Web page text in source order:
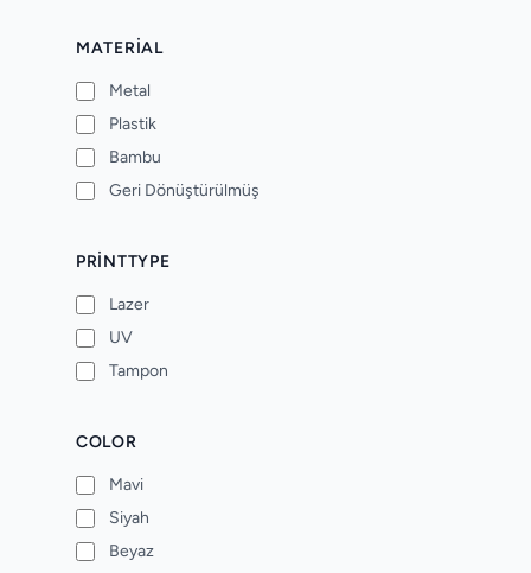
MATERIAL
Metal
Plastik
Bambu
Geri Dönüştürülmüş
PRINTTYPE
Lazer
UV
Tampon
COLOR
Mavi
Siyah
Beyaz